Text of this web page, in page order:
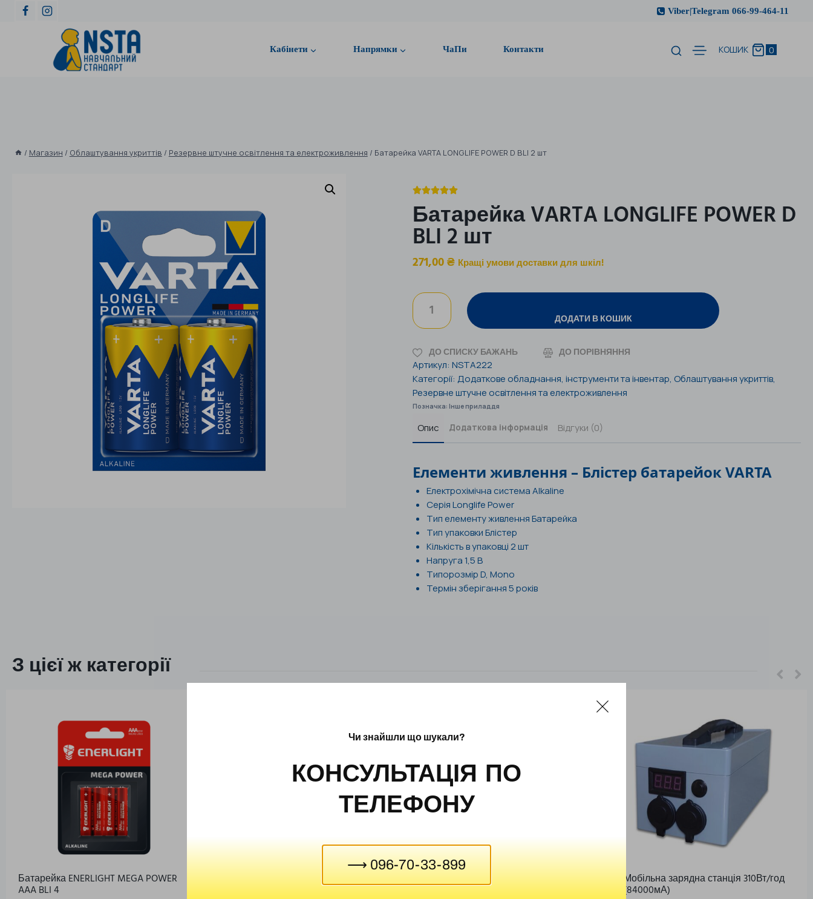
Viber|Telegram 066-99-464-11
Кабінети Напрямки ЧаПи Контакти КОШИК 0
/ Магазин / Облаштування укриттів / Резервне штучне освітлення та електроживлення / Батарейка VARTA LONGLIFE POWER D BLI 2 шт

Батарейка VARTA LONGLIFE POWER D
BLI 2 шт
271,00₴ Кращі умови доставки для шкіл!
ДОДАТИ В КОШИК
ДО СПИСКУ БАЖАНЬ ДО ПОРІВНЯННЯ
Артикул: NSTA222
Категорії: Додаткове обладнання, інструменти та інвентар, Облаштування укриттів,
Резервне штучне освітлення та електроживлення
Позначка: Інше приладдя
Опис Додаткова інформація Відгуки (0)
Елементи живлення – Блістер батарейок VARTA
Електрохімічна системаAlkaline
Серія Longlife Power
Тип елементу живленняБатарейка
Тип упаковкиБлістер
Кількість в упаковці2 шт
Напруга1,5 В
Типорозмір D, Mono
Термін зберігання 5 років
З цієї ж категорії
Батарейка ENERLIGHT MEGA POWER
AAA BLI 4
Ліхтар VARTA DAY LIGHT MULTI LED
F20
Батарейка ENERLIGHT MEGA POWER
AA BLI 4
Мобільна зарядна станція 310Вт/год
(84000мА)
Чи знайшли що шукали?
КОНСУЛЬТАЦІЯ ПО
ТЕЛЕФОНУ
⟶ 096-70-33-899